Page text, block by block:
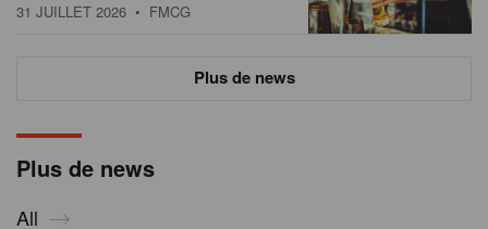
Plus de news
All
31 JUILLET 2026 • FMCG
Plus de news